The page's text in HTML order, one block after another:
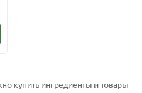
купить ингредиенты и товары